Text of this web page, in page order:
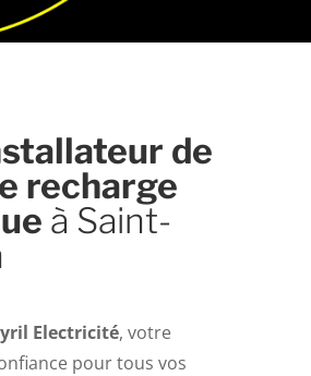
de
recharge
à Saint-
Electricité, votre
pour tous vos